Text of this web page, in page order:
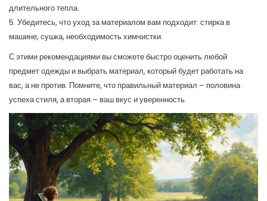
длительного тепла.
5. Убедитесь, что уход за материалом вам подходит: стирка в
машине, сушка, необходимость химчистки.
С этими рекомендациями вы сможете быстро оценить любой
предмет одежды и выбрать материал, который будет работать на
вас, а не против. Помните, что правильный материал – половина
успеха стиля, а вторая – ваш вкус и уверенность.